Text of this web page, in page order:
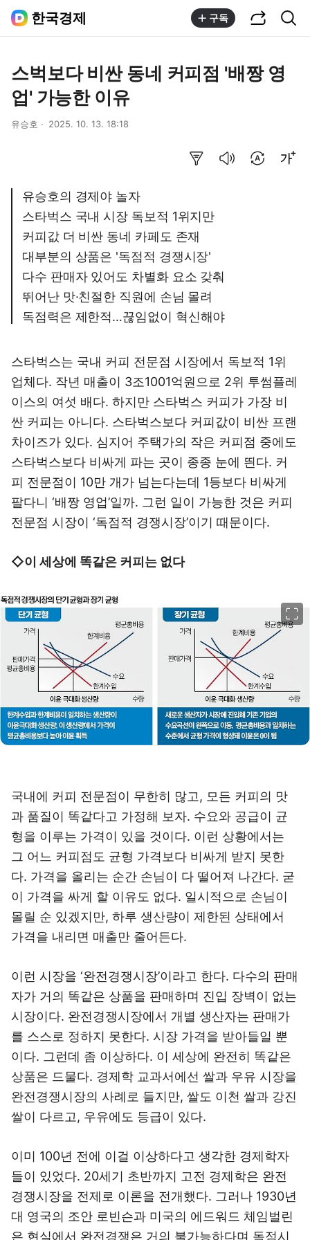
한국경제 구독
스벅보다 비싼 동네 커피점 '배짱 영
업' 가능한 이유
유승호 2025. 10. 13. 18:18
유승호의 경제야 놀자
스타벅스 국내 시장 독보적 1위지만
커피값 더 비싼 동네 카페도 존재
대부분의 상품은 '독점적 경쟁시장'
다수 판매자 있어도 차별화 요소 갖춰
뛰어난 맛·친절한 직원에 손님 몰려
독점력은 제한적…끊임없이 혁신해야
스타벅스는 국내 커피 전문점 시장에서 독보적 1위
업체다. 작년 매출이 3조1001억원으로 2위 투썸플레
이스의 여섯 배다. 하지만 스타벅스 커피가 가장 비
싼 커피는 아니다. 스타벅스보다 커피값이 비싼 프랜
차이즈가 있다. 심지어 주택가의 작은 커피점 중에도
스타벅스보다 비싸게 파는 곳이 종종 눈에 띈다. 커
피 전문점이 10만 개가 넘는다는데 1등보다 비싸게
팔다니 ‘배짱 영업’일까. 그런 일이 가능한 것은 커피
전문점 시장이 ‘독점적 경쟁시장’이기 때문이다.
◇이 세상에 똑같은 커피는 없다
국내에 커피 전문점이 무한히 많고, 모든 커피의 맛
과 품질이 똑같다고 가정해 보자. 수요와 공급이 균
형을 이루는 가격이 있을 것이다. 이런 상황에서는
그 어느 커피점도 균형 가격보다 비싸게 받지 못한
다. 가격을 올리는 순간 손님이 다 떨어져 나간다. 굳
이 가격을 싸게 할 이유도 없다. 일시적으로 손님이
몰릴 순 있겠지만, 하루 생산량이 제한된 상태에서
가격을 내리면 매출만 줄어든다.
이런 시장을 ‘완전경쟁시장’이라고 한다. 다수의 판매
자가 거의 똑같은 상품을 판매하며 진입 장벽이 없는
시장이다. 완전경쟁시장에서 개별 생산자는 판매가
를 스스로 정하지 못한다. 시장 가격을 받아들일 뿐
이다. 그런데 좀 이상하다. 이 세상에 완전히 똑같은
상품은 드물다. 경제학 교과서에선 쌀과 우유 시장을
완전경쟁시장의 사례로 들지만, 쌀도 이천 쌀과 강진
쌀이 다르고, 우유에도 등급이 있다.
이미 100년 전에 이걸 이상하다고 생각한 경제학자
들이 있었다. 20세기 초반까지 고전 경제학은 완전
경쟁시장을 전제로 이론을 전개했다. 그러나 1930년
대 영국의 조안 로빈슨과 미국의 에드워드 체임벌린
은 현실에서 완전경쟁은 거의 불가능하다며 독점시